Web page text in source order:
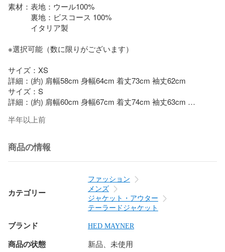
素材：表地：ウール100%
裏地：ビスコース 100%
イタリア製
※選択可能（数に限りがございます）
サイズ：XS
詳細：(約) 肩幅58cm 身幅64cm 着丈73cm 袖丈62cm
サイズ：S
詳細：(約) 肩幅60cm 身幅67cm 着丈74cm 袖丈63cm
付属品：画像参照
商品状態：未使用品
半年以上前
商品の情報
カテゴリー
ファッション
メンズ
ジャケット・アウター
テーラードジャケット
ブランド HED MAYNER
商品の状態 新品、未使用